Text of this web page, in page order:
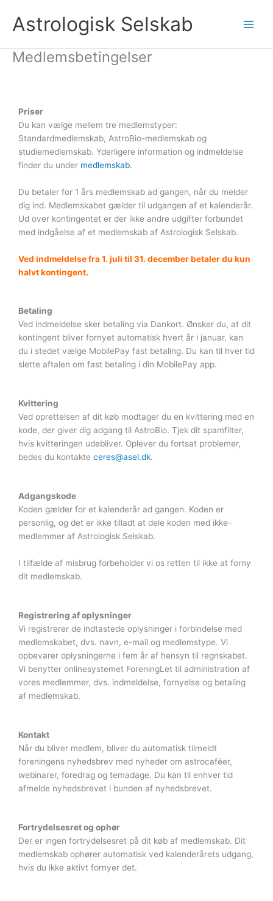
indholdet
Astrologisk Selskab
Medlemsbetingelser
Priser
Du kan vælge mellem tre medlemstyper:
Standardmedlemskab, AstroBio-medlemskab og
studiemedlemskab. Yderligere information og indmeldelse
finder du under medlemskab.
Du betaler for 1 års medlemskab ad gangen, når du melder
dig ind. Medlemskabet gælder til udgangen af et kalenderår.
Ud over kontingentet er der ikke andre udgifter forbundet
med indgåelse af et medlemskab af Astrologisk Selskab.
Ved indmeldelse fra 1. juli til 31. december betaler du kun
halvt kontingent.
Betaling
Ved indmeldelse sker betaling via Dankort. Ønsker du, at dit
kontingent bliver fornyet automatisk hvert år i januar, kan
du i stedet vælge MobilePay fast betaling. Du kan til hver tid
slette aftalen om fast betaling i din MobilePay app.
Kvittering
Ved oprettelsen af dit køb modtager du en kvittering med en
kode, der giver dig adgang til AstroBio. Tjek dit spamfilter,
hvis kvitteringen udebliver. Oplever du fortsat problemer,
bedes du kontakte ceres@asel.dk.
Adgangskode
Koden gælder for et kalenderår ad gangen. Koden er
personlig, og det er ikke tilladt at dele koden med ikke-
medlemmer af Astrologisk Selskab.
I tilfælde af misbrug forbeholder vi os retten til ikke at forny
dit medlemskab.
Registrering af oplysninger
Vi registrerer de indtastede oplysninger i forbindelse med
medlemskabet, dvs. navn, e-mail og medlemstype. Vi
opbevarer oplysningerne i fem år af hensyn til regnskabet.
Vi benytter onlinesystemet ForeningLet til administration af
vores medlemmer, dvs. indmeldelse, fornyelse og betaling
af medlemskab.
Kontakt
Når du bliver medlem, bliver du automatisk tilmeldt
foreningens nyhedsbrev med nyheder om astrocaféer,
webinarer, foredrag og temadage. Du kan til enhver tid
afmelde nyhedsbrevet i bunden af nyhedsbrevet.
Fortrydelsesret og ophør
Der er ingen fortrydelsesret på dit køb af medlemskab. Dit
medlemskab ophører automatisk ved kalenderårets udgang,
hvis du ikke aktivt fornyer det.